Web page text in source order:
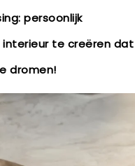
persoonlijk
interieur te creëren dat
dromen!